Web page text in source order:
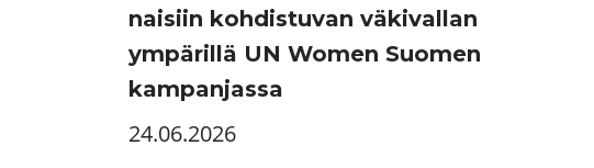
naisiin kohdistuvan väkivallan
ympärillä UN Women Suomen
kampanjassa
24.06.2026